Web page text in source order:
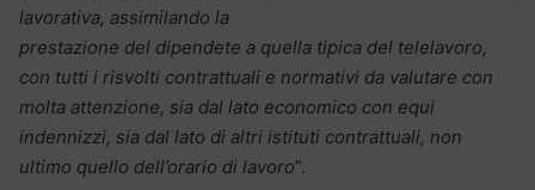
lavorativa, assimilando la
prestazione del dipendete a quella tipica del telelavoro,
con tutti i risvolti contrattuali e normativi da valutare con
molta attenzione, sia dal lato economico con equi
indennizzi, sia dal lato di altri istituti contrattuali, non
ultimo quello dell’orario di lavoro”.